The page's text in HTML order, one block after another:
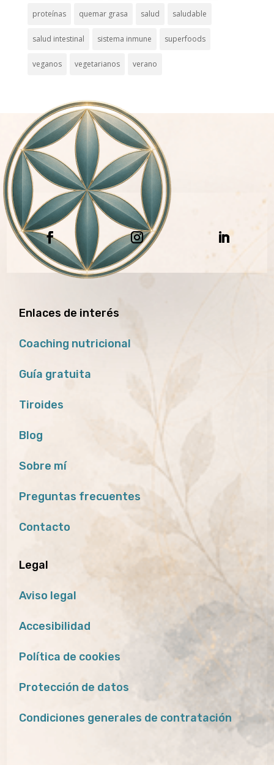
proteínas quemar grasa salud saludable
salud intestinal sistema inmune superfoods
veganos vegetarianos verano
Enlaces de interés
Coaching nutricional
Guía gratuita
Tiroides
Blog
Sobre mí
Preguntas frecuentes
Contacto
Legal
Aviso legal
Accesibilidad
Política de cookies
Protección de datos
Condiciones generales de contratación